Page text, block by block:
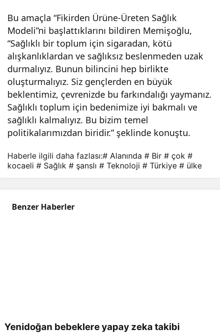
Bu amaçla “Fikirden Ürüne-Üreten Sağlık
Modeli”ni başlattıklarını bildiren Memişoğlu,
“Sağlıklı bir toplum için sigaradan, kötü
alışkanlıklardan ve sağlıksız beslenmeden uzak
durmalıyız. Bunun bilincini hep birlikte
oluşturmalıyız. Siz gençlerden en büyük
beklentimiz, çevrenizde bu farkındalığı yaymanız.
Sağlıklı toplum için bedenimize iyi bakmalı ve
sağlıklı kalmalıyız. Bu bizim temel
politikalarımızdan biridir.” şeklinde konuştu.
Haberle ilgili daha fazlası:# Alanında # Bir # çok #
kocaeli # Sağlık # şanslı # Teknoloji # Türkiye # ülke
Benzer Haberler
Yenidoğan bebeklere yapay zeka takibi